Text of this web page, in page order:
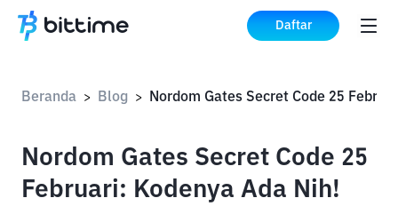
Daftar
Beranda > Blog >
Nordom Gates Secret Code 25
Februari: Kodenya Ada Nih!